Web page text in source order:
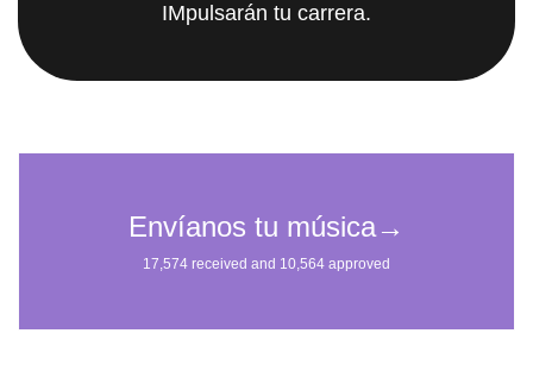
IMpulsarán tu carrera.